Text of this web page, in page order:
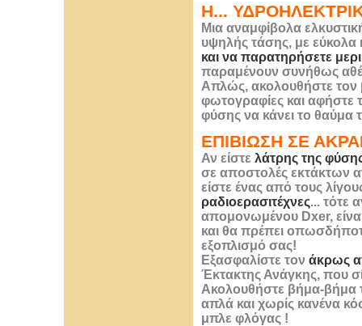
Η...
Μια αναμφίβολα
υψηλής τάσης, με εύκολα
και να παρατηρήσετε
παραμένουν συνήθως
Απλώς, ακολουθήστε τον
φωτογραφίες και αφήστε
φύσης να κάνει το θαύμα
ΕΠΙΒΙΩΣΗ ΣΕ
Αν είστε λάτρης της
σε αποστολές εκτάκτων
είστε ένας από τους
ραδιοερασιτέχνες... τότε
απομονωμένου Dxer,
και θα πρέπει
εξοπλισμό σας!
Εξασφαλίστε τον άκρως
Έκτακτης Ανάγκης, που
Ακολουθήστε βήμα-βήμα
απλά και χωρίς κανένα
μπλε φλόγας !